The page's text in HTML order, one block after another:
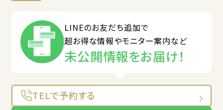
LINEのお友だち追加で
超お得な情報やモニター案内など
未公開情報をお届け！
TELで予約する